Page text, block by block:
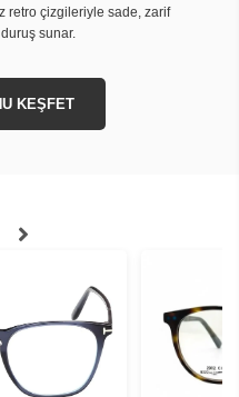
retro çizgileriyle sade, zarif
sunar.
KEŞFET